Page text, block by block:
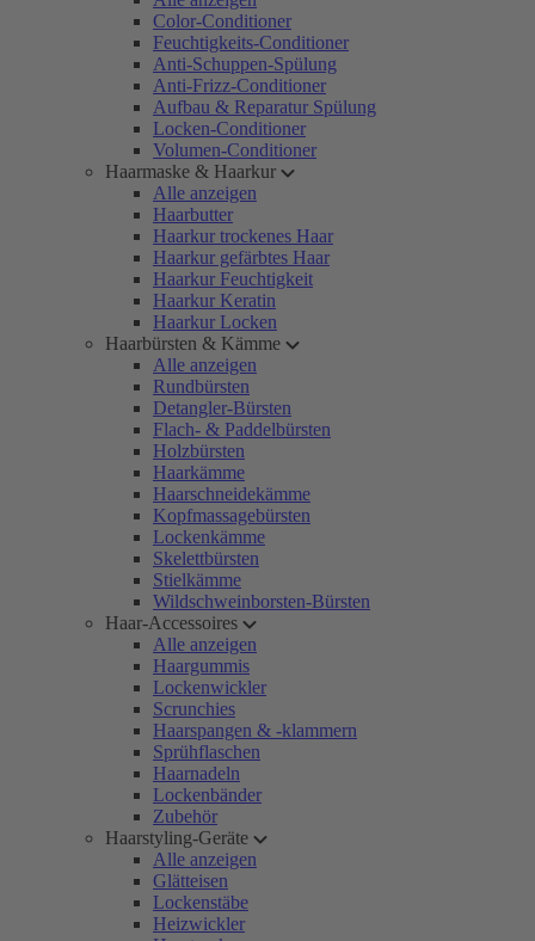
Color-Conditioner
Feuchtigkeits-Conditioner
Anti-Schuppen-Spülung
Anti-Frizz-Conditioner
Aufbau & Reparatur Spülung
Locken-Conditioner
Volumen-Conditioner
Haarmaske & Haarkur
Alle anzeigen
Haarbutter
Haarkur trockenes Haar
Haarkur gefärbtes Haar
Haarkur Feuchtigkeit
Haarkur Keratin
Haarkur Locken
Haarbürsten & Kämme
Alle anzeigen
Rundbürsten
Detangler-Bürsten
Flach- & Paddelbürsten
Holzbürsten
Haarkämme
Haarschneidekämme
Kopfmassagebürsten
Lockenkämme
Skelettbürsten
Stielkämme
Wildschweinborsten-Bürsten
Haar-Accessoires
Alle anzeigen
Haargummis
Lockenwickler
Scrunchies
Haarspangen & -klammern
Sprühflaschen
Haarnadeln
Lockenbänder
Zubehör
Haarstyling-Geräte
Alle anzeigen
Glätteisen
Lockenstäbe
Heizwickler